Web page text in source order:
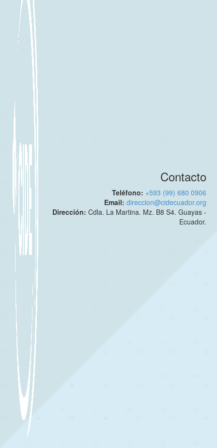
Contacto
Teléfono: +593 (99) 680 0906
Email:direccion@cidecuador.org
Dirección:Cdla. La Martina. Mz. B8 S4. Guayas -
Ecuador.